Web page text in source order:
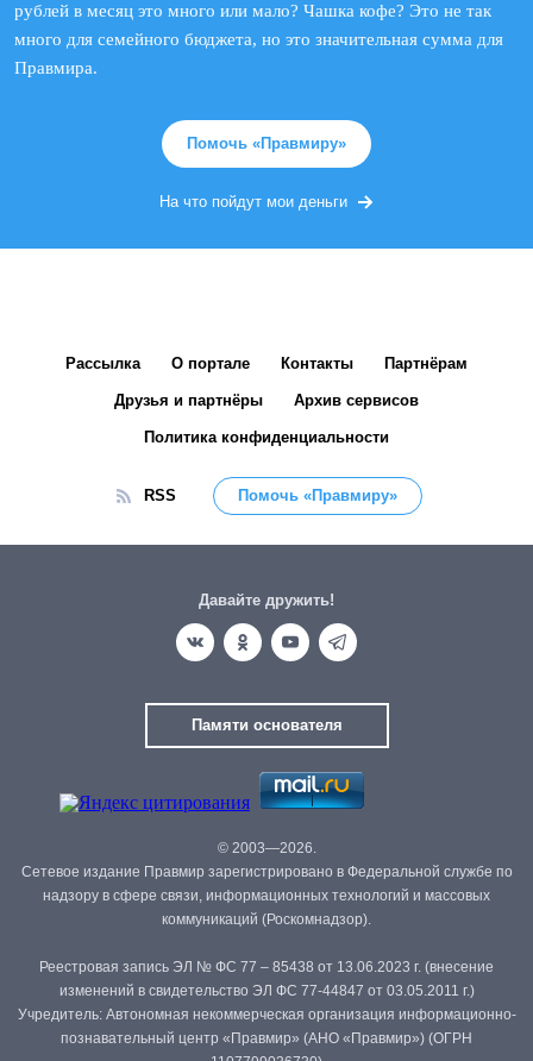
рублей в месяц это много или мало? Чашка кофе? Это не так
много для семейного бюджета, но это значительная сумма для
Правмира.
Помочь «Правмиру»
На что пойдут мои деньги
Рассылка О портале Контакты Партнёрам
Друзья и партнёры Архив сервисов
Политика конфиденциальности
RSS Помочь «Правмиру»
Давайте дружить!
Памяти основателя
© 2003—2026.
Сетевое издание Правмир зарегистрировано в Федеральной службе по
надзору в сфере связи, информационных технологий и массовых
коммуникаций (Роскомнадзор).
Реестровая запись ЭЛ № ФС 77 – 85438 от 13.06.2023 г. (внесение
изменений в свидетельство ЭЛ ФС 77-44847 от 03.05.2011 г.)
Учредитель: Автономная некоммерческая организация информационно-
познавательный центр «Правмир» (АНО «Правмир») (ОГРН